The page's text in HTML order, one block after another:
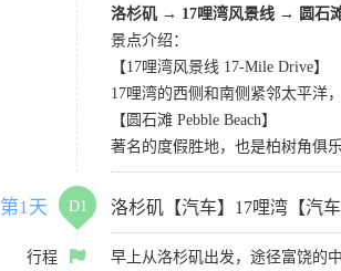
洛杉矶 → 17哩湾风景线 → 圆石
景点介绍：
【17哩湾风景线 17-Mile Drive】
17哩湾的西侧和南侧紧邻太平洋
【圆石滩 Pebble Beach】
著名的度假胜地，也是柏树角俱
第1天 D1 洛杉矶【汽车】17哩湾【汽
行程 早上从洛杉矶出发，途径富饶的